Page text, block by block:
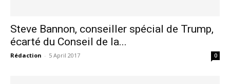
Steve Bannon, conseiller spécial de Trump,
écarté du Conseil de la...
Rédaction - 5 April 2017 0